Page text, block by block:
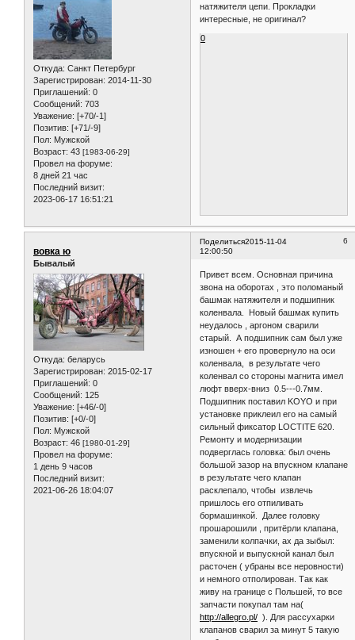
Откуда: Санкт Петербург
Зарегистрирован: 2014-11-30
Приглашений: 0
Сообщений: 703
Уважение: [+70/-1]
Позитив: [+71/-9]
Пол: Мужской
Возраст: 43 [1983-06-29]
Провел на форуме:
8 дней 21 час
Последний визит:
2023-06-17 16:51:21
натяжителя цепи. Прокладки
интересные, не оригинал?
0
Поделиться 6
2015-11-04
12:00:50
вовка ю
Бывалый
Откуда: беларусь
Зарегистрирован: 2015-02-17
Приглашений: 0
Сообщений: 125
Уважение: [+46/-0]
Позитив: [+0/-0]
Пол: Мужской
Возраст: 46 [1980-01-29]
Провел на форуме:
1 день 9 часов
Последний визит:
2021-06-26 18:04:07
Привет всем. Основная причина
звона на оборотах , это поломаный
башмак натяжителя и подшипник
коленвала. Новый башмак купить
неудалось , аргоном сварили
старый. А подшипник сам был уже
изношен + его провернуло на оси
коленвала, в результате чего
коленвал со стороны магнита имел
люфт вверх-вниз 0.5---0.7мм.
Подшипник поставил KOYO и при
установке приклеил его на самый
сильный фиксатор LOCTITE 620.
Ремонту и модернизации
подверглась головка: был очень
большой зазор на впускном клапане
в результате чего клапан
расклепало, чтобы извлечь
пришлось его отпиливать
бормашинкой. Далее головку
прошарошили , притёрли клапана,
заменили колпачки, ах да зыбыл:
впускной и выпускной канал был
расточен ( убраны все неровности)
и немного отполирован. Так как
живу на границе с Польшей, то все
запчасти покупал там на(
http://allegro.pl/ ). Для рассухарки
клапанов сварил за минут 5 такую